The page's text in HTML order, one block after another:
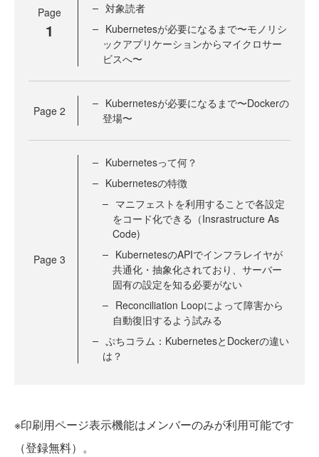
Page
1
対象読者
Kubernetesが必要になるまで〜モノリシ
ックアプリケーションからマイクロサー
ビスへ〜
Page 2
Kubernetesが必要になるまで〜Dockerの
登場〜
Page 3
Kubernetesって何？
Kubernetesの特徴
マニフェストを利用することで各設定
をコード化できる（Insrastructure As
Code)
KubernetesのAPIでインフラレイヤが
共通化・抽象化されており、サーバー
固有の設定を知る必要がない
Reconciliation Loopによって障害から
自動復旧するよう試みる
ぷちコラム：KubernetesとDockerの違い
は？
※印刷用ページ表示機能はメンバーのみが利用可能です
（登録無料）。